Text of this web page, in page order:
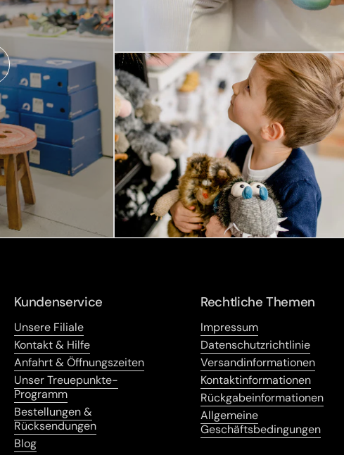
Kundenservice
Unsere Filiale
Kontakt & Hilfe
Anfahrt & Öffnungszeiten
Unser Treuepunkte-
Programm
Bestellungen &
Rücksendungen
Blog
Rechtliche Themen
Impressum
Datenschutzrichtlinie
Versandinformationen
Kontaktinformationen
Rückgabeinformationen
Allgemeine
Geschäftsbedingungen